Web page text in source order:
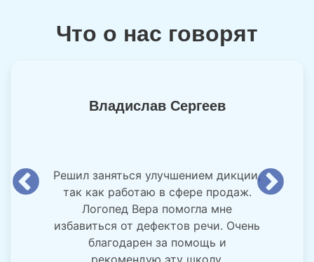
Что о нас говорят
Владислав Сергеев
Решил заняться улучшением дикции,
так как работаю в сфере продаж.
Логопед Вера помогла мне
избавиться от дефектов речи. Очень
благодарен за помощь и
рекомендую эту школу.